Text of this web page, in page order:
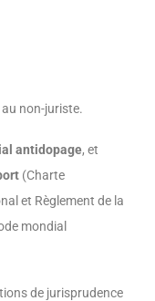
non-juriste.
antidopage, et
(Charte
et Règlement de la
mondial
de jurisprudence